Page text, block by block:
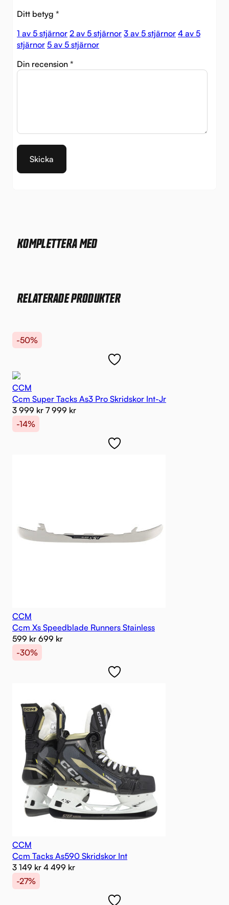
Ditt betyg *
1 av 5 stjärnor 2 av 5 stjärnor 3 av 5 stjärnor 4 av 5
stjärnor 5 av 5 stjärnor
Din recension *
KOMPLETTERA MED
RELATERADE PRODUKTER
-50%
CCM
Ccm Super Tacks As3 Pro Skridskor Int-Jr
3 999 kr 7 999 kr
-14%
CCM
Ccm Xs Speedblade Runners Stainless
599 kr 699 kr
-30%
CCM
Ccm Tacks As590 Skridskor Int
3 149 kr 4 499 kr
-27%